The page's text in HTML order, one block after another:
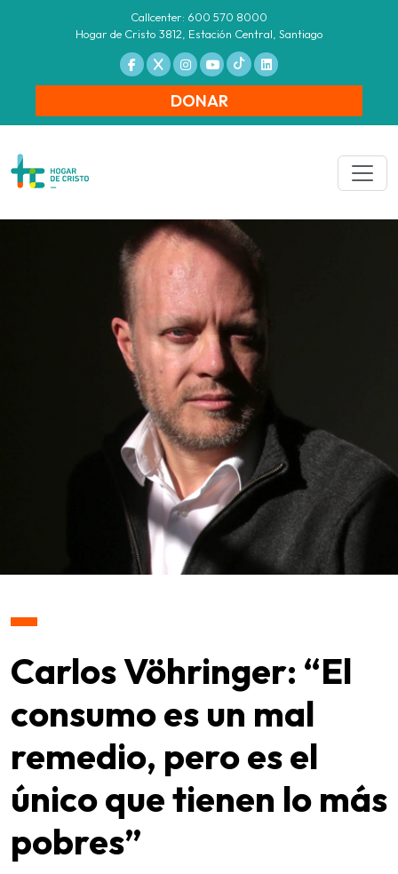
Callcenter: 600 570 8000
Hogar de Cristo 3812, Estación Central, Santiago
DONAR
Carlos Vöhringer: “El
consumo es un mal
remedio, pero es el
único que tienen lo más
pobres”